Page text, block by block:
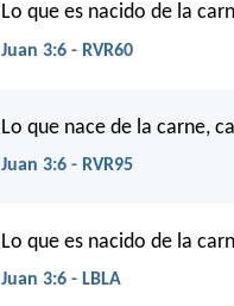
Lo que es nacido de la
Juan 3:6 - RVR60
Lo que nace de la carne,
Juan 3:6 - RVR95
Lo que es nacido de la
Juan 3:6 - LBLA